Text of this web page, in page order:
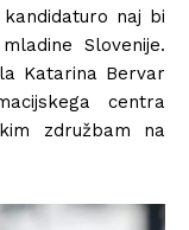
naj bi
Slovenije.
Katarina Bervar
centra
združbam na